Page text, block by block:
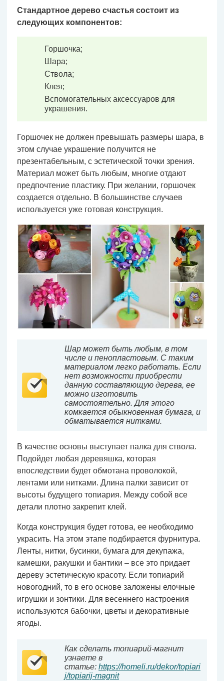
Стандартное дерево счастья состоит из
следующих компонентов:
Горшочка;
Шара;
Ствола;
Клея;
Вспомогательных аксессуаров для
украшения.
Горшочек не должен превышать размеры шара, в
этом случае украшение получится не
презентабельным, с эстетической точки зрения.
Материал может быть любым, многие отдают
предпочтение пластику. При желании, горшочек
создается отдельно. В большинстве случаев
используется уже готовая конструкция.
Шар может быть любым, в том
числе и пенопластовым. С таким
материалом легко работать. Если
нет возможности приобрести
данную составляющую дерева, ее
можно изготовить
самостоятельно. Для этого
комкается обыкновенная бумага, и
обматывается нитками.
В качестве основы выступает палка для ствола.
Подойдет любая деревяшка, которая
впоследствии будет обмотана проволокой,
лентами или нитками. Длина палки зависит от
высоты будущего топиария. Между собой все
детали плотно закрепит клей.
Когда конструкция будет готова, ее необходимо
украсить. На этом этапе подбирается фурнитура.
Ленты, нитки, бусинки, бумага для декупажа,
камешки, ракушки и бантики – все это придает
дереву эстетическую красоту. Если топиарий
новогодний, то в его основе заложены елочные
игрушки и зонтики. Для весеннего настроения
используются бабочки, цветы и декоративные
ягоды.
Как сделать топиарий-магнит
узнаете в
статье: https://homeli.ru/dekor/topiari
j/topiarij-magnit